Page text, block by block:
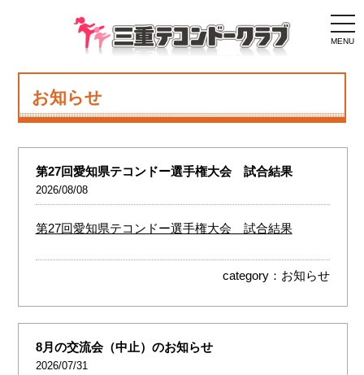
MENU
お知らせ
第27回愛知県テコンドー選手権大会 試合結果
2026/08/08
第27回愛知県テコンドー選手権大会 試合結果
category： お知らせ
8月の交流会（中止）のお知らせ
2026/07/31